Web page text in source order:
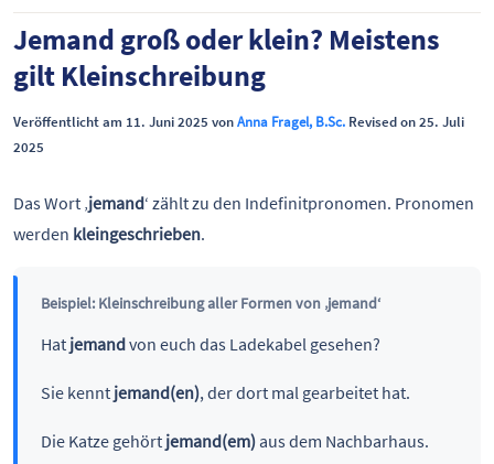
Jemand groß oder klein? Meistens
gilt Kleinschreibung
Veröffentlicht am 11. Juni 2025 vonAnna Fragel, B.Sc. Revised on 25. Juli
2025
Das Wort ‚jemand‘ zählt zu den Indefinitpronomen. Pronomen
werden kleingeschrieben.
Beispiel: Kleinschreibung aller Formen von ‚jemand‘
Hat jemandvon euch das Ladekabel gesehen?
Sie kennt jemand(en), der dort mal gearbeitet hat.
Die Katze gehört jemand(em)aus dem Nachbarhaus.